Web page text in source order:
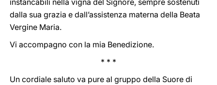
instancabili nella vigna del Signore, sempre sostenuti
dalla sua grazia e dall’assistenza materna della Beata
Vergine Maria.
Vi accompagno con la mia Benedizione.
* * *
Un cordiale saluto va pure al gruppo della Suore di